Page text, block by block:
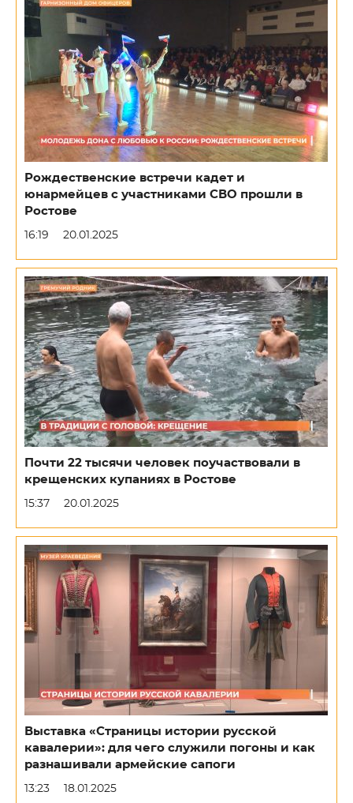
Рождественские встречи кадет и
юнармейцев с участниками СВО прошли в
Ростове
16:19 20.01.2025
Почти 22 тысячи человек поучаствовали в
крещенских купаниях в Ростове
15:37 20.01.2025
Выставка «Страницы истории русской
кавалерии»: для чего служили погоны и как
разнашивали армейские сапоги
13:23 18.01.2025